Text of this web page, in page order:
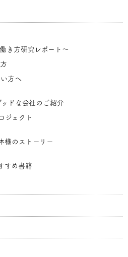
き方研究レポート〜
方へ
ドな会社のご紹介
ジェクト
様のストーリー
すめ書籍